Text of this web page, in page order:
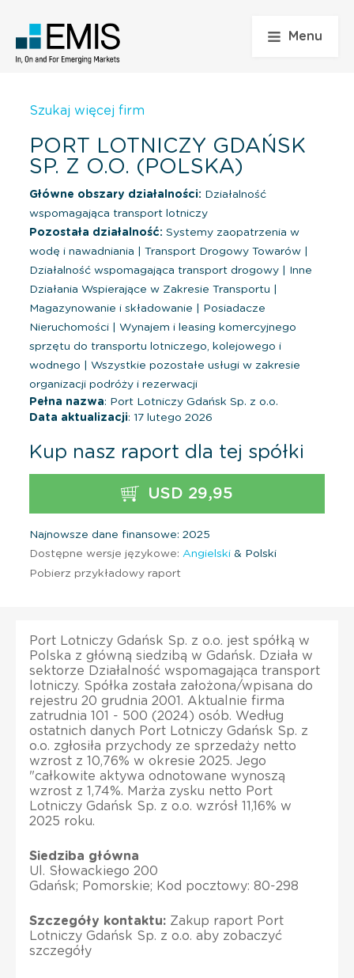
Menu
Szukaj więcej firm
PORT LOTNICZY GDAŃSK
SP. Z O.O. (POLSKA)
Główne obszary działalności: Działalność
wspomagająca transport lotniczy
Pozostała działalność: Systemy zaopatrzenia w
wodę i nawadniania
Transport Drogowy Towarów
Działalność wspomagająca transport drogowy
Inne
Działania Wspierające w Zakresie Transportu
Magazynowanie i składowanie
Posiadacze
Nieruchomości
Wynajem i leasing komercyjnego
sprzętu do transportu lotniczego, kolejowego i
wodnego
Wszystkie pozostałe usługi w zakresie
organizacji podróży i rezerwacji
Pełna nazwa: Port Lotniczy Gdańsk Sp. z o.o.
Data aktualizacji: 17 lutego 2026
Kup nasz raport dla tej spółki
USD 29,95
Najnowsze dane finansowe: 2025
Dostępne wersje językowe: Angielski & Polski
Pobierz przykładowy raport
Port Lotniczy Gdańsk Sp. z o.o. jest spółką w
Polska z główną siedzibą w Gdańsk. Działa w
sektorze Działalność wspomagająca transport
lotniczy. Spółka została założona/wpisana do
rejestru 20 grudnia 2001. Aktualnie firma
zatrudnia 101 - 500 (2024) osób. Według
ostatnich danych Port Lotniczy Gdańsk Sp. z
o.o. zgłosiła przychody ze sprzedaży netto
wzrost z 10,76% w okresie 2025. Jego
"całkowite aktywa odnotowane wynoszą
wzrost z 1,74%. Marża zysku netto Port
Lotniczy Gdańsk Sp. z o.o. wzrósł 11,16% w
2025 roku.
Siedziba główna
Ul. Słowackiego 200
Gdańsk; Pomorskie; Kod pocztowy: 80-298
Szczegóły kontaktu: Zakup raport Port
Lotniczy Gdańsk Sp. z o.o. aby zobaczyć
szczegóły